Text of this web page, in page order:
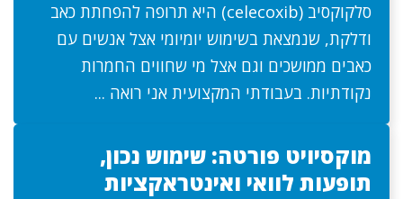
סלקוקסיב (celecoxib) היא תרופה להפחתת כאב
ודלקת, שנמצאת בשימוש יומיומי אצל אנשים עם
כאבים ממושכים וגם אצל מי שחווים החמרות
נקודתיות. בעבודתי המקצועית אני רואה ...
מוקסיויט פורטה: שימוש נכון,
תופעות לוואי ואינטראקציות